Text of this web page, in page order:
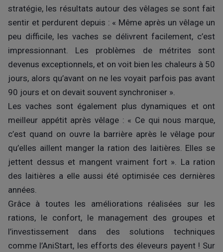
stratégie, les résultats autour des vêlages se sont fait
sentir et perdurent depuis : « Même après un vêlage un
peu difficile, les vaches se délivrent facilement, c’est
impressionnant. Les problèmes de métrites sont
devenus exceptionnels, et on voit bien les chaleurs à 50
jours, alors qu’avant on ne les voyait parfois pas avant
90 jours et on devait souvent synchroniser ».
Les vaches sont également plus dynamiques et ont
meilleur appétit après vêlage : « Ce qui nous marque,
c’est quand on ouvre la barrière après le vêlage pour
qu’elles aillent manger la ration des laitières. Elles se
jettent dessus et mangent vraiment fort ». La ration
des laitières a elle aussi été optimisée ces dernières
années.
Grâce à toutes les améliorations réalisées sur les
rations, le confort, le management des groupes et
l’investissement dans des solutions techniques
comme l’AniStart, les efforts des éleveurs payent ! Sur